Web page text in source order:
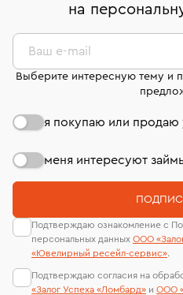
дней на возврат. Детальные
комиссионных украшений и
странице«Возврат
сертификаты МГУ и
лабораторий
на
Ваш e-mail
Выберите интересную тему и
я покупаю или продаю
меня интересуют
Подтверждаю ознакомление с
персональных данных ООО
«Ювелирный ресейл-сервиc».
Подтверждаю согласия на
«Залог Успеха «Ломбард» и ООО